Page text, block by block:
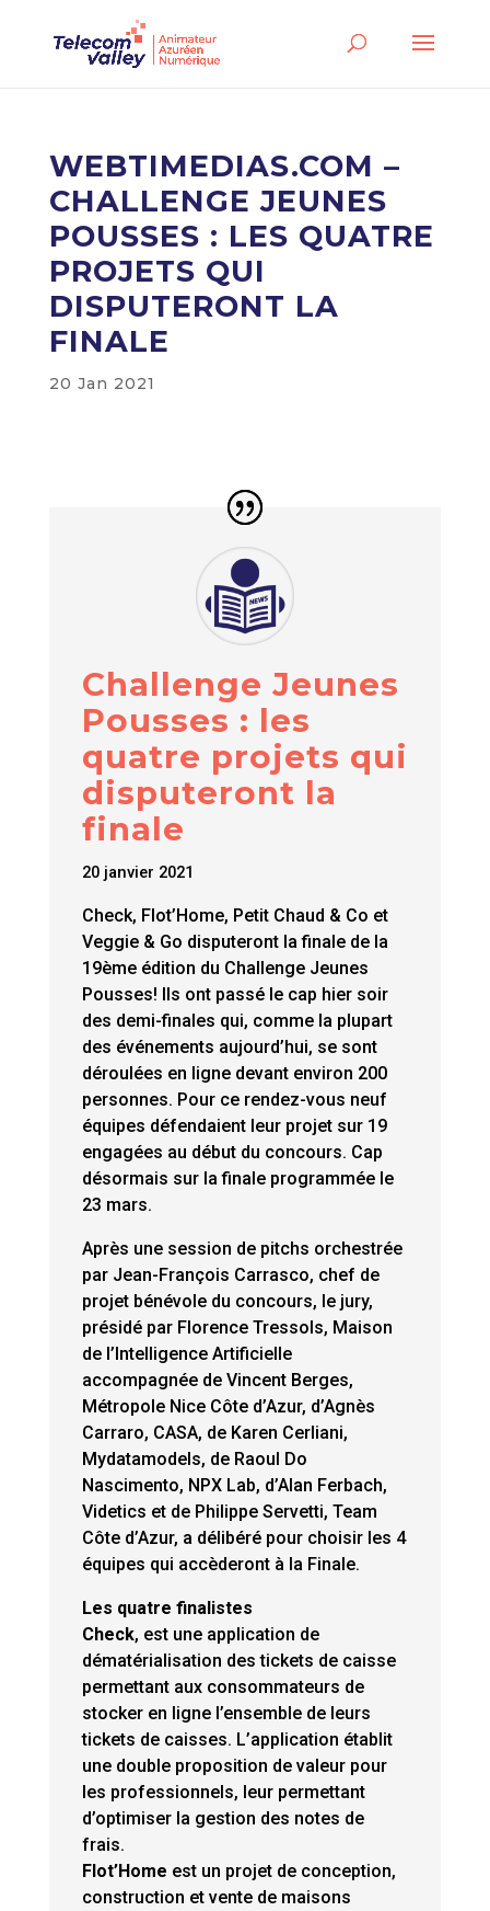
WEBTIMEDIAS.COM –
CHALLENGE JEUNES
POUSSES : LES QUATRE
PROJETS QUI
DISPUTERONT LA
FINALE
20 Jan 2021
Challenge Jeunes
Pousses : les
quatre projets qui
disputeront la
finale
20 janvier 2021
Check, Flot’Home, Petit Chaud & Co et
Veggie & Go disputeront la finale de la
19ème édition du Challenge Jeunes
Pousses! Ils ont passé le cap hier soir
des demi-finales qui, comme la plupart
des événements aujourd’hui, se sont
déroulées en ligne devant environ 200
personnes. Pour ce rendez-vous neuf
équipes défendaient leur projet sur 19
engagées au début du concours. Cap
désormais sur la finale programmée le
23 mars.
Après une session de pitchs orchestrée
par Jean-François Carrasco, chef de
projet bénévole du concours, le jury,
présidé par Florence Tressols, Maison
de l’Intelligence Artificielle
accompagnée de Vincent Berges,
Métropole Nice Côte d’Azur, d’Agnès
Carraro, CASA, de Karen Cerliani,
Mydatamodels, de Raoul Do
Nascimento, NPX Lab, d’Alan Ferbach,
Videtics et de Philippe Servetti, Team
Côte d’Azur, a délibéré pour choisir les 4
équipes qui accèderont à la Finale.
Les quatre finalistes
Check, est une application de
dématérialisation des tickets de caisse
permettant aux consommateurs de
stocker en ligne l’ensemble de leurs
tickets de caisses. L’application établit
une double proposition de valeur pour
les professionnels, leur permettant
d’optimiser la gestion des notes de
frais.
Flot’Home est un projet de conception,
construction et vente de maisons